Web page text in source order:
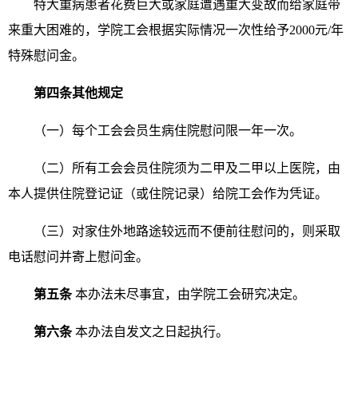
特大重病患者花费巨大或家庭遭遇重大变故而给家庭带
来重大困难的，学院工会根据实际情况一次性给予2000元/年
特殊慰问金。
第四条其他规定
（一）每个工会会员生病住院慰问限一年一次。
（二）所有工会会员住院须为二甲及二甲以上医院，由
本人提供住院登记证（或住院记录）给院工会作为凭证。
（三）对家住外地路途较远而不便前往慰问的，则采取
电话慰问并寄上慰问金。
第五条本办法未尽事宜，由学院工会研究决定。
第六条本办法自发文之日起执行。